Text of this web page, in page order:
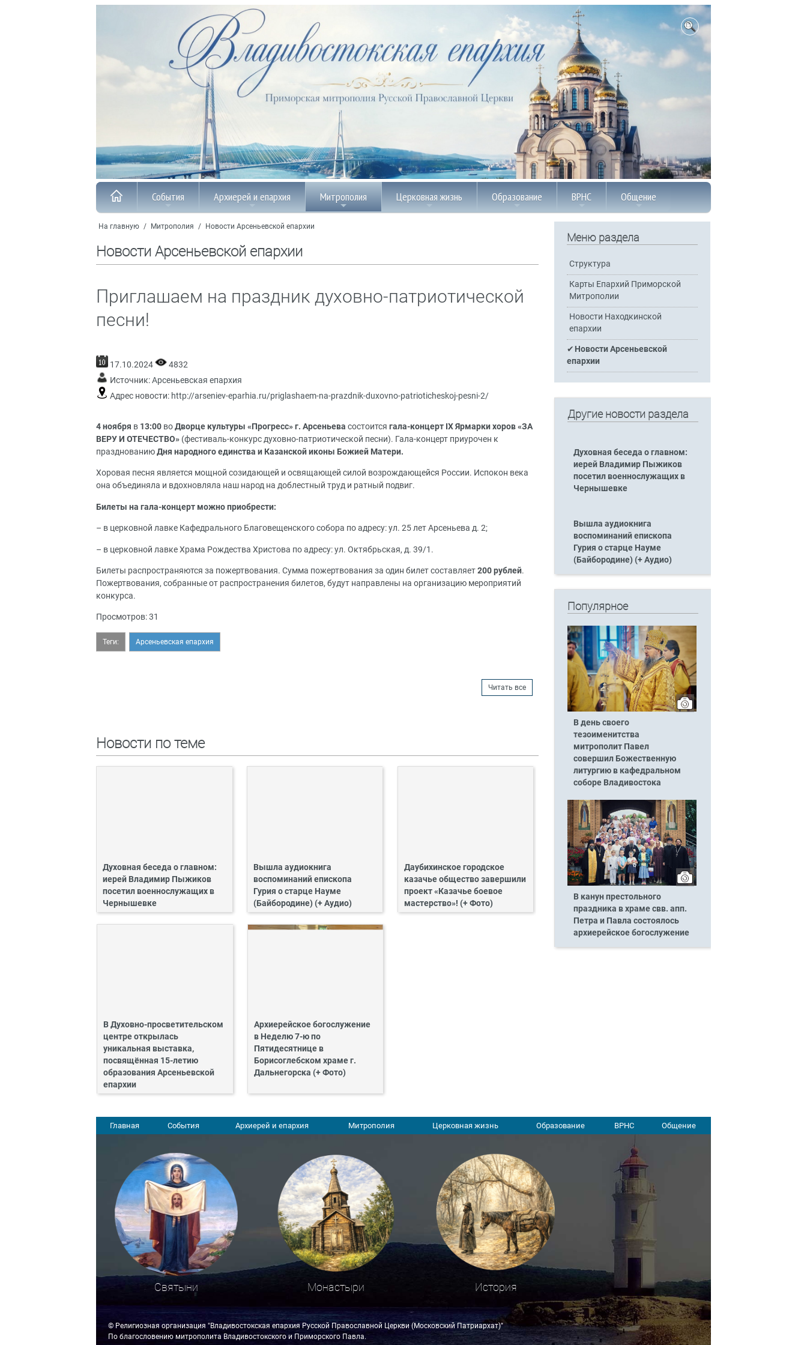
События Архиерей и епархия Митрополия Церковная жизнь Образование ВРНС Общение
На главную / Митрополия / Новости Арсеньевской епархии
Новости Арсеньевской епархии
Приглашаем на праздник духовно-патриотической
песни!
17.10.2024
4832
Источник:Арсеньевская епархия
Адрес новости: http://arseniev-eparhia.ru/priglashaem-na-prazdnik-duxovno-patrioticheskoj-pesni-2/
4 ноября в 13:00 воДворце культуры «Прогресс» г. Арсеньева состоится гала-концерт IX Ярмарки хоров «ЗА
ВЕРУ И ОТЕЧЕСТВО» (фестиваль-конкурс духовно-патриотической песни). Гала-концерт приурочен к
празднованиюДня народного единства и Казанской иконы Божией Матери.
Хоровая песня является мощной созидающей и освящающей силой возрождающейся России. Испокон века
она объединяла и вдохновляла наш народ на доблестный труд и ратный подвиг.
Билеты на гала-концерт можно приобрести:
– в церковной лавке Кафедрального Благовещенского собора по адресу: ул. 25 лет Арсеньева д. 2;
– в церковной лавке Храма Рождества Христова по адресу: ул. Октябрьская, д. 39/1.
Билеты распространяются за пожертвования. Сумма пожертвования за один билет составляет200 рублей.
Пожертвования, собранные от распространения билетов, будут направлены на организацию мероприятий
конкурса.
Просмотров: 31
Теги: Арсеньевская епархия
Читать все
Новости по теме
Духовная беседа о главном:
иерей Владимир Пыжиков
посетил военнослужащих в
Чернышевке
Вышла аудиокнига
воспоминаний епископа
Гурия о старце Науме
(Байбородине) (+ Аудио)
Даубихинское городское
казачье общество завершили
проект «Казачье боевое
мастерство»! (+ Фото)
В Духовно-просветительском
центре открылась
уникальная выставка,
посвящённая 15-летию
образования Арсеньевской
епархии
Архиерейское богослужение
в Неделю 7-ю по
Пятидесятнице в
Борисоглебском храме г.
Дальнегорска (+ Фото)
Меню раздела
Структура
Карты Епархий Приморской
Митрополии
Новости Находкинской
епархии
Новости Арсеньевской
епархии
Другие новости раздела
Духовная беседа о главном:
иерей Владимир Пыжиков
посетил военнослужащих в
Чернышевке
Вышла аудиокнига
воспоминаний епископа
Гурия о старце Науме
(Байбородине) (+ Аудио)
Популярное
В день своего
тезоименитства
митрополит Павел
совершил Божественную
литургию в кафедральном
соборе Владивостока
В канун престольного
праздника в храме свв. апп.
Петра и Павла состоялось
архиерейское богослужение
Главная События Архиерей и епархия Митрополия Церковная жизнь Образование ВРНС Общение
Святыни Монастыри История
© Религиозная организация "Владивостокская епархия Русской Православной Церкви (Московский Патриархат)"
По благословению митрополита Владивостокского и Приморского Павла.